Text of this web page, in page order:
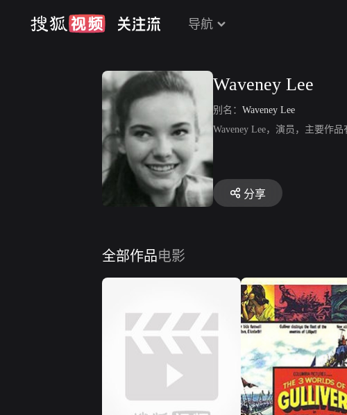
导航
Waveney Lee
别名： Waveney Lee
Waveney Lee，演员，主要作
分享
全部作品电影